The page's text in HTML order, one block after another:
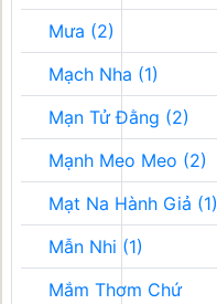
Mưa (2)
Mạch Nha (1)
Mạn Tử Đằng (2)
Mạnh Meo Meo (2)
Mạt Na Hành Giả (1)
Mẫn Nhi (1)
Mắm Thơm Chứ